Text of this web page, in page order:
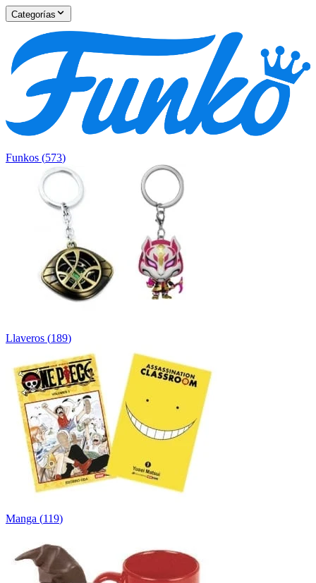
Categorías
Funkos (573)
Llaveros (189)
Manga (119)